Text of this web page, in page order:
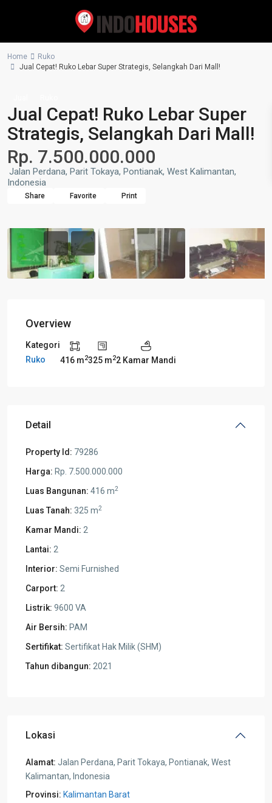
Home
Ruko
Jual Cepat! Ruko Lebar Super Strategis, Selangkah Dari Mall!
Jual Cepat! Ruko Lebar Super
Strategis, Selangkah Dari Mall!
Rp. 7.500.000.000
Jalan Perdana, Parit Tokaya, Pontianak, West Kalimantan,
Indonesia
Share Favorite Print
Overview
Kategori
Ruko
416 m2325 m22 Kamar Mandi
Detail
Property Id: 79286
Harga: Rp. 7.500.000.000
Luas Bangunan: 416 m2
Luas Tanah: 325 m2
Kamar Mandi: 2
Lantai: 2
Interior: Semi Furnished
Carport: 2
Listrik: 9600 VA
Air Bersih: PAM
Sertifikat: Sertifikat Hak Milik (SHM)
Tahun dibangun: 2021
Lokasi
Alamat: Jalan Perdana, Parit Tokaya, Pontianak, West
Kalimantan, Indonesia
Provinsi: Kalimantan Barat